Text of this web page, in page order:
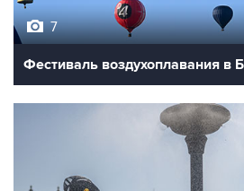
7
Фестиваль воздухоплавания в